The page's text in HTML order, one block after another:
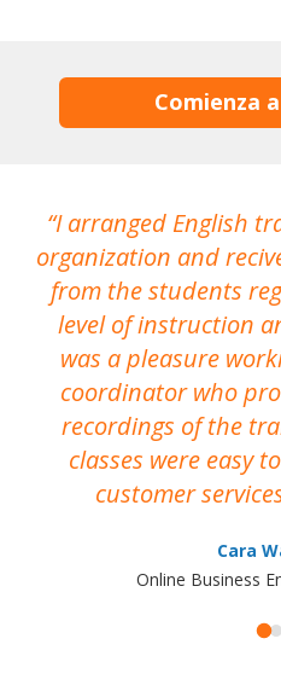
Comienza
I arranged English
organization and
from the students
level of instruction
was a pleasure
coordinator who
recordings of the
classes were easy
customer
Cara
Online Business